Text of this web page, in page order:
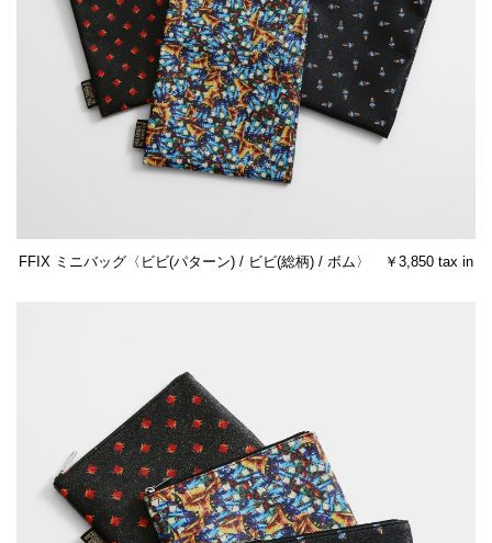
FFIX ミニバッグ〈ビビ(パターン) / ビビ(総柄) / ボム〉 ￥3,850 tax in